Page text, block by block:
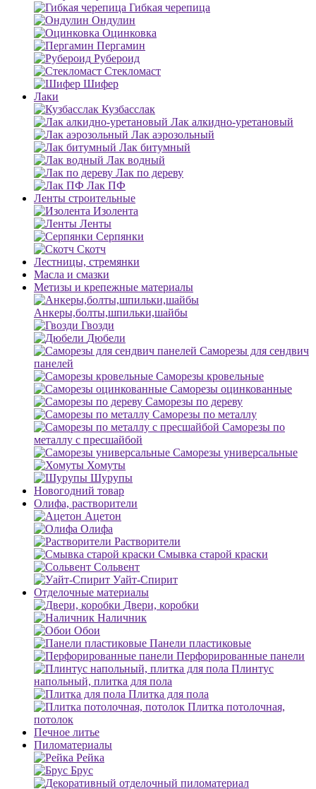
Гибкая черепица
Ондулин
Оцинковка
Пергамин
Рубероид
Стекломаст
Шифер
Лаки
Кузбасслак
Лак алкидно-уретановый
Лак аэрозольный
Лак битумный
Лак водный
Лак по дереву
Лак ПФ
Ленты строительные
Изолента
Ленты
Серпянки
Скотч
Лестницы, стремянки
Масла и смазки
Метизы и крепежные материалы
Анкеры,болты,шпильки,шайбы
Гвозди
Дюбели
Саморезы для сендвич
панелей
Саморезы кровельные
Саморезы оцинкованные
Саморезы по дереву
Саморезы по металлу
Саморезы по
металлу с пресшайбой
Саморезы универсальные
Хомуты
Шурупы
Новогодний товар
Олифа, растворители
Ацетон
Олифа
Растворители
Смывка старой краски
Сольвент
Уайт-Спирит
Отделочные материалы
Двери, коробки
Наличник
Обои
Панели пластиковые
Перфорированные панели
Плинтус
напольный, плитка для пола
Плитка для пола
Плитка потолочная,
потолок
Печное литье
Пиломатериалы
Рейка
Брус